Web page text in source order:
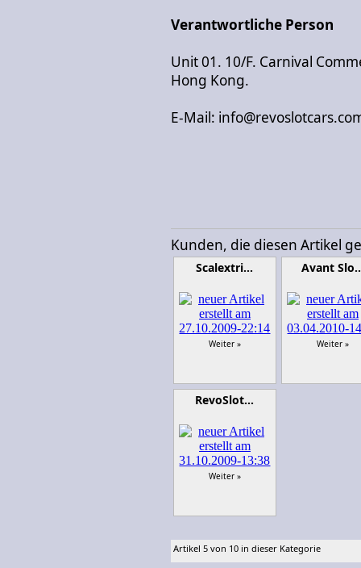
Verantwortliche Person
Unit 01. 10/F. Carnival
Hong Kong.
E-Mail:
Kunden, die diesen Artikel
Scalextri…
Weiter »
Avant
Weiter »
RevoSlot…
Weiter »
Artikel 5 von 10 in dieser Kategorie